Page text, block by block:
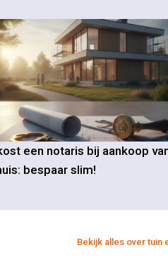
een notaris bij aankoop
bespaar slim!
Bekijk alles over tuin